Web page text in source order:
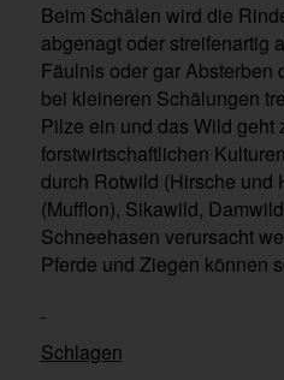
Beim Schälen wird die
abgenagt oder streifenartig
Fäulnis oder gar Absterben
bei kleineren Schälungen
Pilze ein und das Wild geht
forstwirtschaftlichen
durch Rotwild (Hirsche und
(Mufflon), Sikawild,
Schneehasen verursacht
Pferde und Ziegen können
Schlagen